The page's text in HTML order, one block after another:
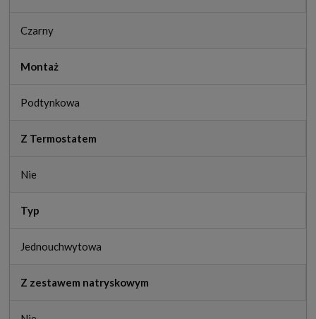
Czarny
Montaż
Podtynkowa
Z Termostatem
Nie
Typ
Jednouchwytowa
Z zestawem natryskowym